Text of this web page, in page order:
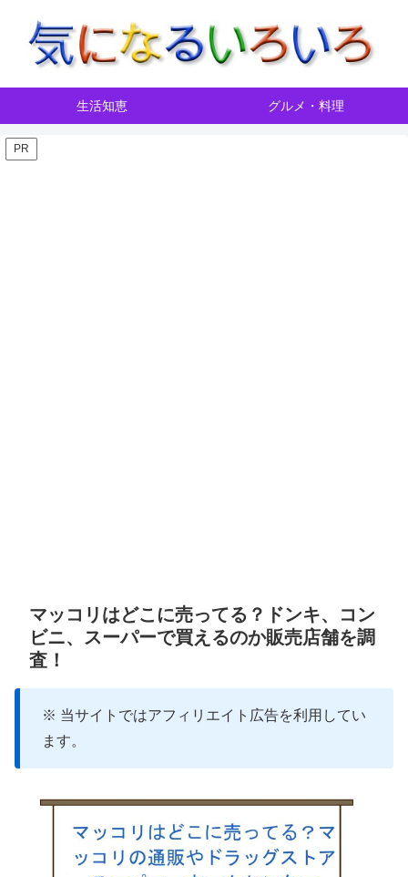
生活知恵 グルメ・料理
PR
マッコリはどこに売ってる？ドンキ、コン
ビニ、スーパーで買えるのか販売店舗を調
査！
※ 当サイトではアフィリエイト広告を利用してい
ます。